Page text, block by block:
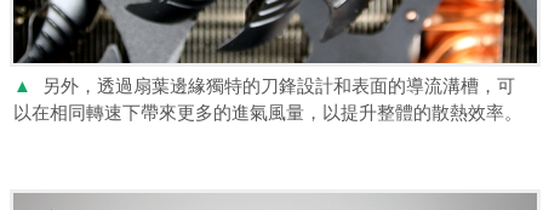
▲
另外，透過扇葉邊緣獨特的刀鋒設計和表面的導流溝槽，可
以在相同轉速下帶來更多的進氣風量，以提升整體的散熱效率。